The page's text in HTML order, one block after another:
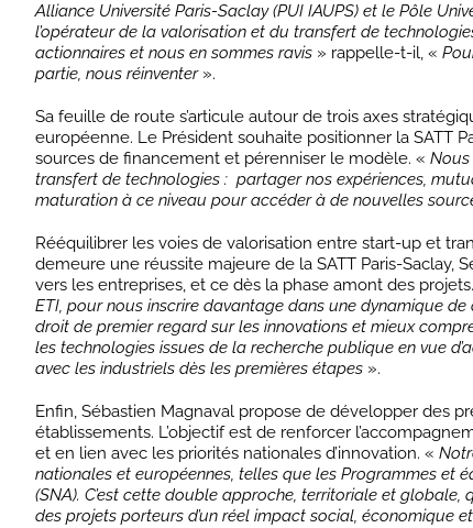
Alliance Université Paris-Saclay (PUI IAUPS) et le Pôle
l’opérateur de la valorisation et du transfert de
actionnaires et nous en sommes ravis» rappelle-t-il, «
partie, nous réinventer».
Sa feuille de route s’articule autour de trois axes
européenne. Le Président souhaite positionner la SATT
sources de financement et pérenniser le modèle. « Nous
transfert de technologies : partager nos expériences,
maturation à ce niveau pour accéder à de nouvelles
Rééquilibrer les voies de valorisation entre start-up et
demeure une réussite majeure de la SATT Paris-Saclay,
vers les entreprises, et ce dès la phase amont des
ETI, pour nous inscrire davantage dans une dynamique
droit de premier regard sur les innovations et mieux
les technologies issues de la recherche publique en vue
avec les industriels dès les premières étapes ».
Enfin, Sébastien Magnaval propose de développer des
établissements. L’objectif est de renforcer
et en lien avec les priorités nationales d’innovation. «
nationales et européennes, telles que les Programmes et
(SNA). C’est cette double approche, territoriale et
des projets porteurs d’un réel impact social, économique